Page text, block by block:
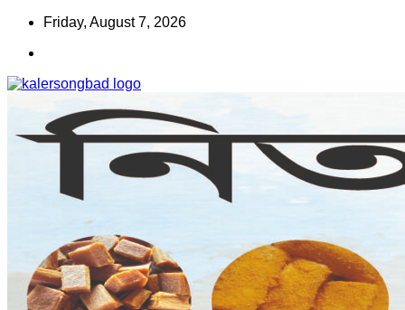
Skip
content
Friday, August 7, 2026
কালের সংবাদ
www.kalersongbad.com